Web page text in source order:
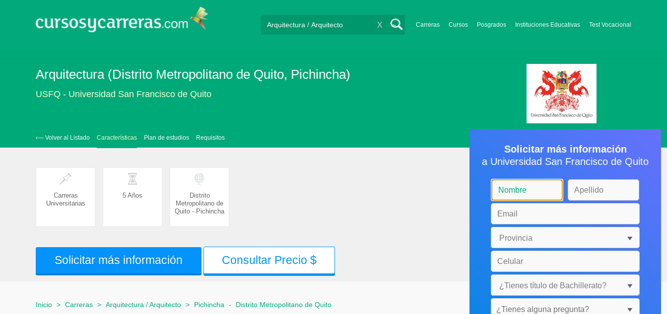
Carreras Cursos Posgrados Instituciones Educativas Test Vocacional
X
Arquitectura (Distrito Metropolitano de Quito, Pichincha)
USFQ - Universidad San Francisco de Quito
‹— Volver al Listado Características Plan de estudios Requisitos
Carreras
Universitarias
5 Años
Distrito
Metropolitano de
Quito - Pichincha
Solicitar más información Consultar Precio $
Inicio > Carreras > Arquitectura / Arquitecto > Pichincha - Distrito Metropolitano de Quito
Solicitar más información
a Universidad San Francisco de Quito
¿Tienes alguna pregunta?